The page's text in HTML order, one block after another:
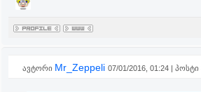
ავტორი Mr_Zeppeli 07/01/2016, 01:24 | პოსტი